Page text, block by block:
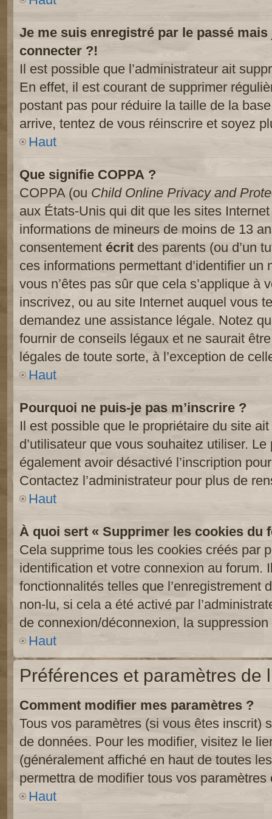
Je me suis enregistré par le passé
connecter ?!
Il est possible que l’administrateur ait
En effet, il est courant de supprimer
postant pas pour réduire la taille de la
arrive, tentez de vous réinscrire et soyez
Haut
Que signifie COPPA ?
COPPA (ou Child Online Privacy and
aux États-Unis qui dit que les sites
informations de mineurs de moins de 13
consentement écrit des parents (ou d’un
ces informations permettant d’identifier
vous n’êtes pas sûr que cela s’applique à
inscrivez, ou au site Internet auquel vous
demandez une assistance légale. Notez
fournir de conseils légaux et ne saurait
légales de toute sorte, à l’exception de
Haut
Pourquoi ne puis-je pas m’inscrire ?
Il est possible que le propriétaire du site
d’utilisateur que vous souhaitez utiliser.
également avoir désactivé l’inscription
Contactez l’administrateur pour plus de
Haut
À quoi sert « Supprimer les cookies du
Cela supprime tous les cookies créés par
identification et votre connexion au forum.
fonctionnalités telles que l’enregistrement
non-lu, si cela a été activé par
de connexion/déconnexion, la
Haut
Préférences et paramètres de
Comment modifier mes paramètres ?
Tous vos paramètres (si vous êtes inscrit)
de données. Pour les modifier, visitez le
(généralement affiché en haut de toutes
permettra de modifier tous vos paramètres
Haut